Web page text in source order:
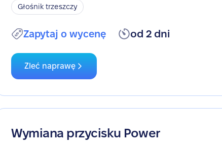
Głośnik trzeszczy
Zapytaj o wycenę od 2 dni
Zleć naprawę
Wymiana przycisku Power